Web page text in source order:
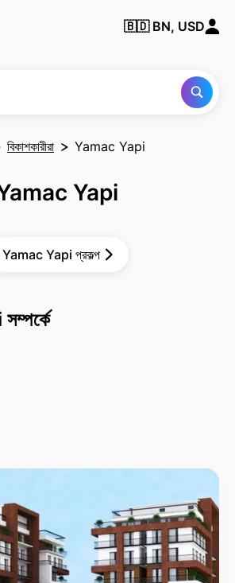
🇧🇩 BN, USD
বিকাশকারীরা Yamac Yapi
Yapi
Yamac Yapi প্রকল্প